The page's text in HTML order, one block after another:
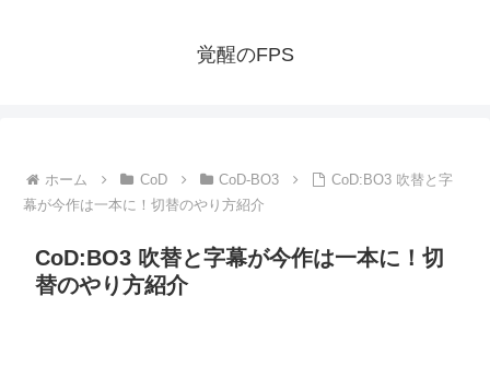
覚醒のFPS
ホーム CoD CoD-BO3
CoD:BO3 吹替と字
幕が今作は一本に！切替のやり方紹介
CoD:BO3 吹替と字幕が今作は一本に！切
替のやり方紹介